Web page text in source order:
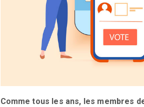
Comme tous les ans, les membres